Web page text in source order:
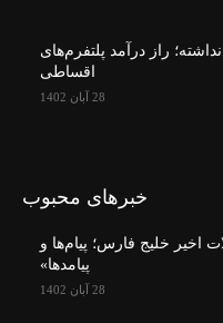
راز درآمد پلتفرم‌های
اقساطی
28 آبان 1402
خبرهای محبوب
اخیر خلیج فارس؛ پیام‌ها و
پیامدها»
28 آبان 1402